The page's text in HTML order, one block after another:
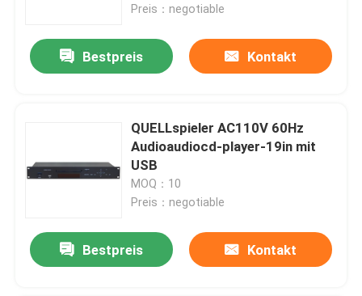
Haus
Preis：negotiable
Bestpreis Kontakt
QUELLspieler AC110V 60Hz
Audioaudiocd-player-19in mit
USB
MOQ：10
Preis：negotiable
Bestpreis Kontakt